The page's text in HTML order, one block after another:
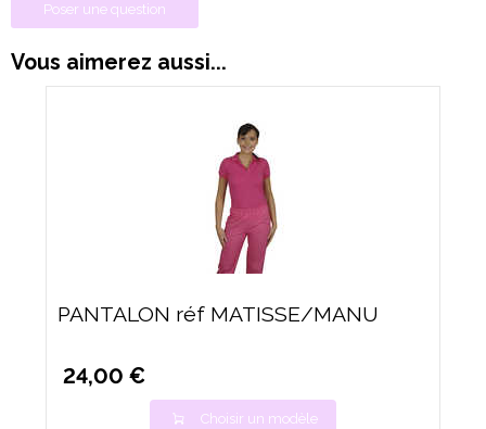
Poser une question
Vous aimerez aussi...
PANTALON réf MATISSE/MANU
24,00 €
Choisir un modèle